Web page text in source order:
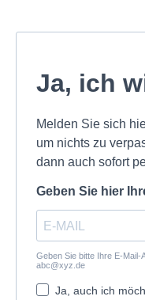
Ja, ich
Melden Sie sich
um nichts zu
dann auch sofort
Geben Sie hier
Geben Sie bitte Ihre E-Mail-
abc@xyz.de
Ja, auch ich